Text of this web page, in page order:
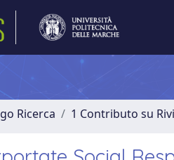
Ricerca 1 Contributo su